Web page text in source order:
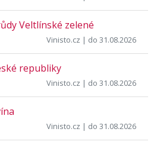
Veltlínské zelené
Vinisto.cz | do 31.08.2026
republiky
Vinisto.cz | do 31.08.2026
Vinisto.cz | do 31.08.2026